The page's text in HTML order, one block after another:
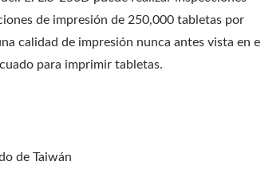
de impresión de 250,000 tabletas por
calidad de impresión nunca antes vista en el
para imprimir tabletas.
de Taiwán